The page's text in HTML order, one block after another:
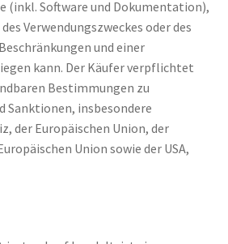
(inkl. Software und Dokumentation),
Verwendungszweckes oder des
und einer
kann. Der Käufer verpflichtet
Bestimmungen zu
insbesondere
der Europäischen Union, der
Union sowie der USA,